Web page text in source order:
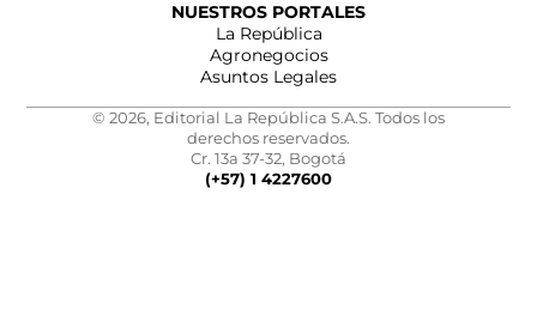
NUESTROS PORTALES
La República
Agronegocios
Asuntos Legales
© 2026, Editorial La República S.A.S. Todos los
derechos reservados.
Cr. 13a 37-32, Bogotá
(+57) 1 4227600